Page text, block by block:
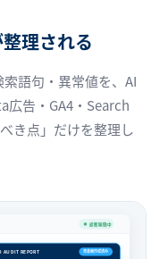
理される
語句・異常値を、AI
広告・GA4・Search
き点」だけを整理し
診断稼働中
AUDIT REPORT 改善案作成済み